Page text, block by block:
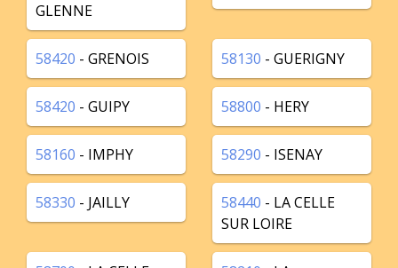
GLENNE
58420 - GRENOIS 58130 - GUERIGNY
58420 - GUIPY 58800 - HERY
58160 - IMPHY 58290 - ISENAY
58330 - JAILLY 58440 - LA CELLE
SUR LOIRE